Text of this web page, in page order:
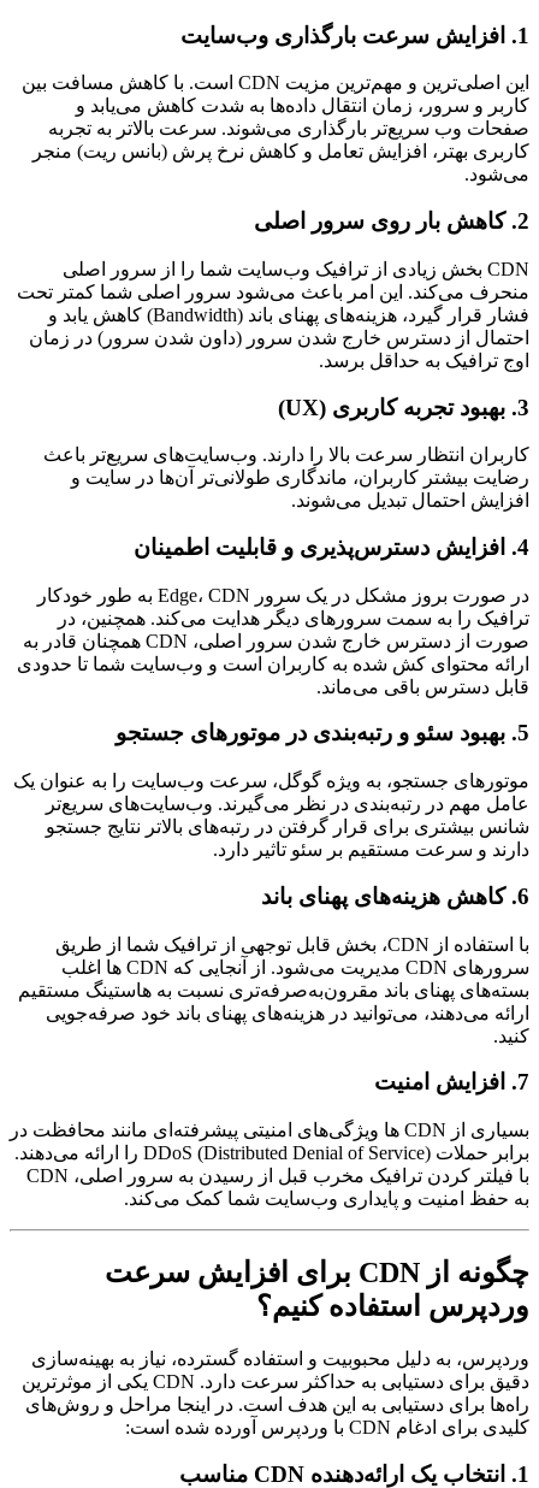
1. افزایش سرعت بارگذاری وب‌سایت
این اصلی‌ترین و مهم‌ترین مزیت CDN است. با کاهش مسافت بین
کاربر و سرور، زمان انتقال داده‌ها به شدت کاهش می‌یابد و
صفحات وب سریع‌تر بارگذاری می‌شوند. سرعت بالاتر به تجربه
کاربری بهتر، افزایش تعامل و کاهش نرخ پرش (بانس ریت) منجر
می‌شود.
2. کاهش بار روی سرور اصلی
CDN بخش زیادی از ترافیک وب‌سایت شما را از سرور اصلی
منحرف می‌کند. این امر باعث می‌شود سرور اصلی شما کمتر تحت
فشار قرار گیرد، هزینه‌های پهنای باند (Bandwidth) کاهش یابد و
احتمال از دسترس خارج شدن سرور (داون شدن سرور) در زمان
اوج ترافیک به حداقل برسد.
3. بهبود تجربه کاربری (UX)
کاربران انتظار سرعت بالا را دارند. وب‌سایت‌های سریع‌تر باعث
رضایت بیشتر کاربران، ماندگاری طولانی‌تر آن‌ها در سایت و
افزایش احتمال تبدیل می‌شوند.
4. افزایش دسترس‌پذیری و قابلیت اطمینان
در صورت بروز مشکل در یک سرور Edge، CDN به طور خودکار
ترافیک را به سمت سرورهای دیگر هدایت می‌کند. همچنین، در
صورت از دسترس خارج شدن سرور اصلی، CDN همچنان قادر به
ارائه محتوای کش شده به کاربران است و وب‌سایت شما تا حدودی
قابل دسترس باقی می‌ماند.
5. بهبود سئو و رتبه‌بندی در موتورهای جستجو
موتورهای جستجو، به ویژه گوگل، سرعت وب‌سایت را به عنوان یک
عامل مهم در رتبه‌بندی در نظر می‌گیرند. وب‌سایت‌های سریع‌تر
شانس بیشتری برای قرار گرفتن در رتبه‌های بالاتر نتایج جستجو
دارند و سرعت مستقیم بر سئو تاثیر دارد.
6. کاهش هزینه‌های پهنای باند
با استفاده از CDN، بخش قابل توجهی از ترافیک شما از طریق
سرورهای CDN مدیریت می‌شود. از آنجایی که CDN ها اغلب
بسته‌های پهنای باند مقرون‌به‌صرفه‌تری نسبت به هاستینگ مستقیم
ارائه می‌دهند، می‌توانید در هزینه‌های پهنای باند خود صرفه‌جویی
کنید.
7. افزایش امنیت
بسیاری از CDN ها ویژگی‌های امنیتی پیشرفته‌ای مانند محافظت در
برابر حملات DDoS (Distributed Denial of Service) را ارائه می‌دهند.
با فیلتر کردن ترافیک مخرب قبل از رسیدن به سرور اصلی، CDN
به حفظ امنیت و پایداری وب‌سایت شما کمک می‌کند.
چگونه از CDN برای افزایش سرعت
وردپرس استفاده کنیم؟
وردپرس، به دلیل محبوبیت و استفاده گسترده، نیاز به بهینه‌سازی
دقیق برای دستیابی به حداکثر سرعت دارد. CDN یکی از موثرترین
راه‌ها برای دستیابی به این هدف است. در اینجا مراحل و روش‌های
کلیدی برای ادغام CDN با وردپرس آورده شده است:
1. انتخاب یک ارائه‌دهنده CDN مناسب